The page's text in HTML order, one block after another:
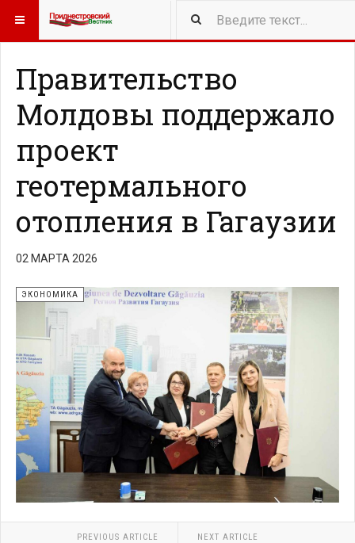
418 NEW ARTICLES
Правительство
Молдовы поддержало
проект
геотермального
отопления в Гагаузии
02 МАРТА 2026
ЭКОНОМИКА
PREVIOUS ARTICLE NEXT ARTICLE